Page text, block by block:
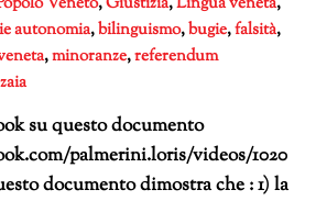
autonomia,bilinguismo,bugie,falsità,
,minoranze,referendum
zaia
su questo documento
palmerini.loris/videos/1020
documento dimostra che : 1) la